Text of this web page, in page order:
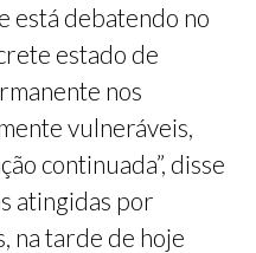
está debatendo no
estado de
nos
vulneráveis,
continuada”, disse
atingidas por
na tarde de hoje